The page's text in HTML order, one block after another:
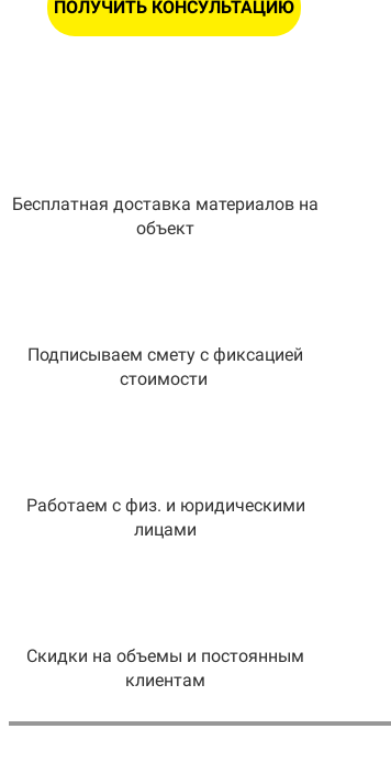
ПОЛУЧИТЬ КОНСУЛЬТАЦИЮ
Бесплатная доставка материалов на
объект
Подписываем смету с фиксацией
стоимости
Работаем с физ. и юридическими
лицами
Скидки на объемы и постоянным
клиентам